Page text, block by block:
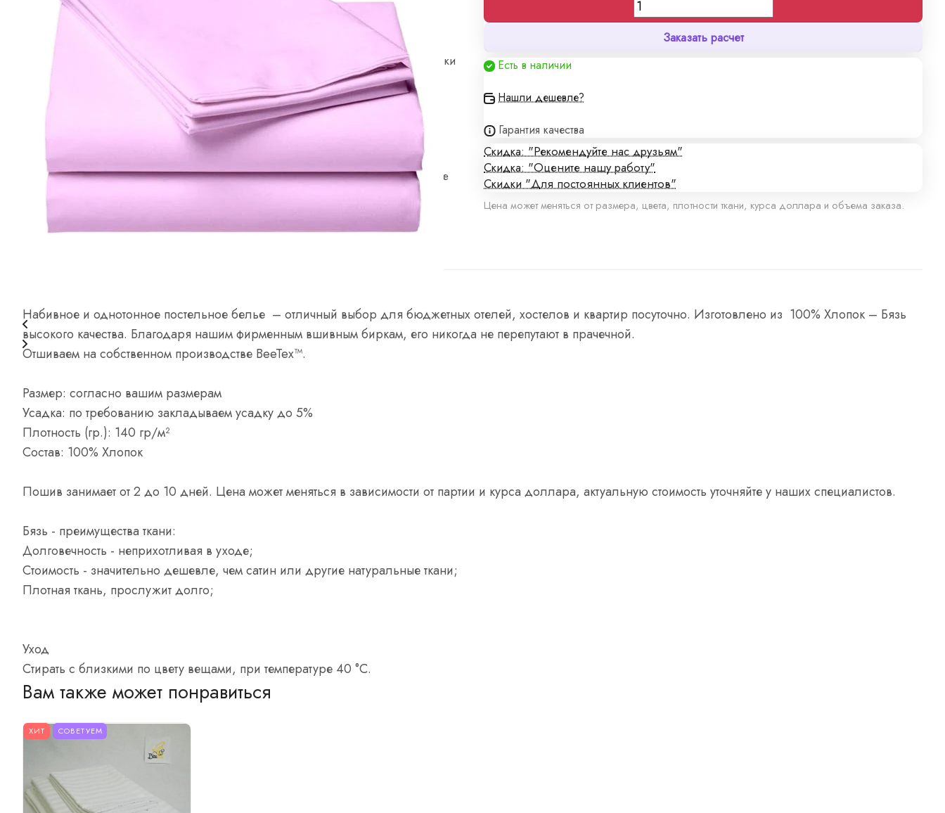
Финансовые гарантия качества закреплены в договоре поставки
Наши специалисты - профессионалы
Мы производительА это значит можем предложить низкие цены и изготовление
Заказать расчет
Есть в наличии
Нашли дешевле?
Гарантия качества
Скидка: "Рекомендуйте нас друзьям"
Скидка: "Оцените нашу работу"
Скидки "Для постоянных клиентов"
Цена может меняться от размера, цвета, плотности ткани, курса доллара и объема заказа.
Набивное и однотонное постельное белье – отличный выбор для бюджетных отелей, хостелов и квартир посуточно. Изготовлено из 100% Хлопок – Бязь
высокого качества. Благодаря нашим фирменным вшивным биркам, его никогда не перепутают в прачечной.
Отшиваем на собственном производстве BeeTex™.
Размер: согласно вашим размерам
Усадка: по требованию закладываем усадку до 5%
Плотность (гр.): 140 гр/м²
Состав: 100% Хлопок
Пошив занимает от 2 до 10 дней. Цена может меняться в зависимости от партии и курса доллара, актуальную стоимость уточняйте у наших специалистов.
Бязь - преимущества ткани:
Долговечность - неприхотливая в уходе;
Стоимость - значительно дешевле, чем сатин или другие натуральные ткани;
Плотная ткань, прослужит долго;
Уход
Стирать с близкими по цвету вещами, при температуре 40 °С.
Вам также может понравиться
ХИТ СОВЕТУЕМ